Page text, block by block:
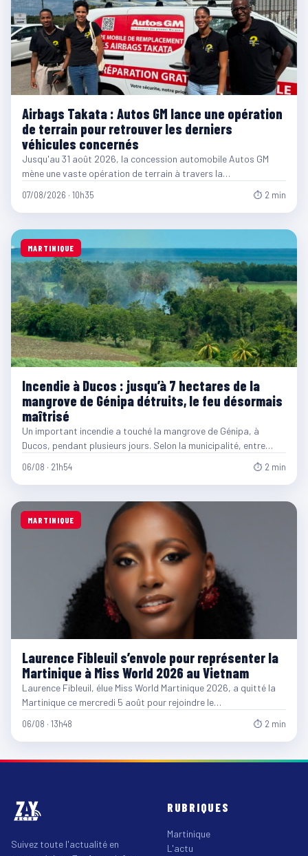
Airbags Takata : Autos GM lance une opération
de terrain pour retrouver les derniers
véhicules concernés
Jusqu'au 31 août 2026, la concession automobile Autos GM
mène une vaste opération de terrain à travers la…
07/08/2026 · 10h35 ⏱ 2 min
MARTINIQUE
Incendie à Ducos : jusqu’à 7 hectares de la
mangrove de Génipa détruits, le feu désormais
maîtrisé
Un important incendie a touché la mangrove de Génipa, à
Ducos, pendant plusieurs jours. Selon la municipalité, entre…
06/08 · 21h54 ⏱ 2 min
MARTINIQUE
Laurence Fibleuil s’envole pour représenter la
Martinique à Miss World 2026 au Vietnam
Laurence Fibleuil, élue Miss World Martinique 2026, a quitté la
Martinique ce mercredi 5 août pour rejoindre le…
06/08 · 13h48 ⏱ 2 min
Suivez toute l'actualité en
RUBRIQUES
Martinique
L'actu